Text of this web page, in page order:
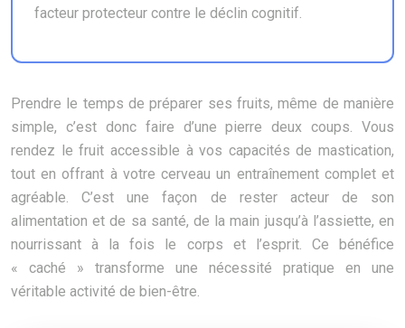
facteur protecteur contre le déclin cognitif.
Prendre le temps de préparer ses fruits, même de manière
simple, c’est donc faire d’une pierre deux coups. Vous
rendez le fruit accessible à vos capacités de mastication,
tout en offrant à votre cerveau un entraînement complet et
agréable. C’est une façon de rester acteur de son
alimentation et de sa santé, de la main jusqu’à l’assiette, en
nourrissant à la fois le corps et l’esprit. Ce bénéfice
« caché » transforme une nécessité pratique en une
véritable activité de bien-être.